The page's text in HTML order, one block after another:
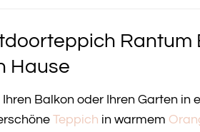
Hause
Ihren Balkon oder Ihren Garten
Teppich in warmem